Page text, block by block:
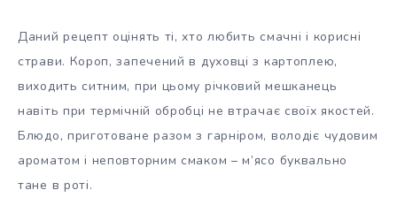
Даний рецепт оцінять ті, хто любить смачні і корисні
страви. Короп, запечений в духовці з картоплею,
виходить ситним, при цьому річковий мешканець
навіть при термічній обробці не втрачає своїх якостей.
Блюдо, приготоване разом з гарніром, володіє чудовим
ароматом і неповторним смаком – м’ясо буквально
тане в роті.